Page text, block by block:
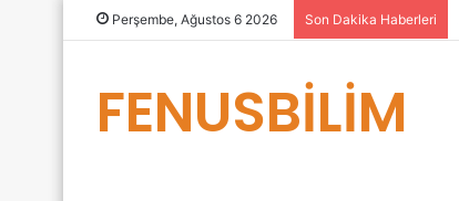
Perşembe, Ağustos 6 2026 Son Dakika Haberleri
FENUSBİLİM